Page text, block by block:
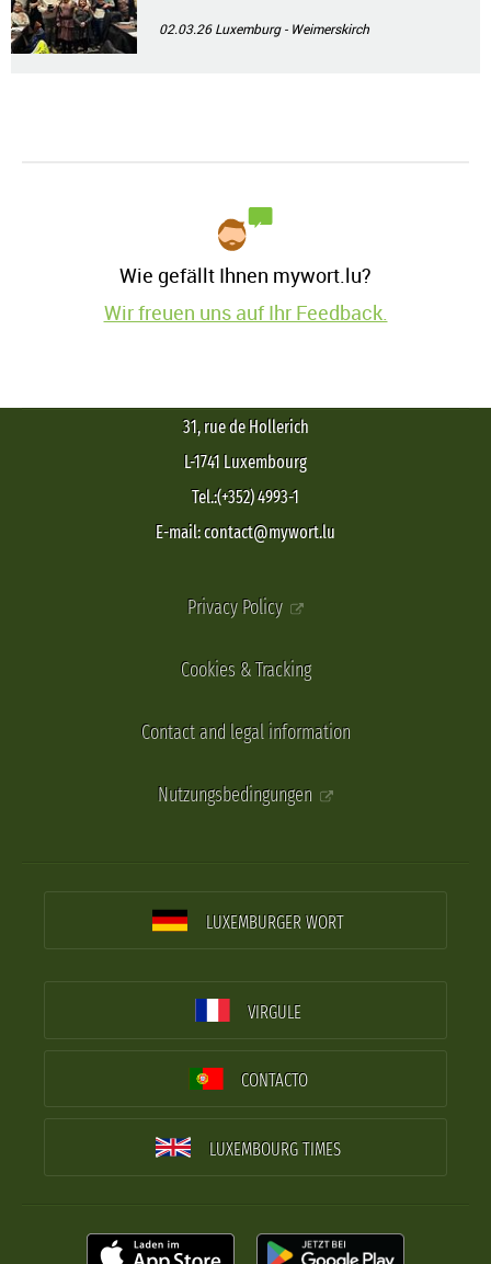
02.03.26Luxemburg - Weimerskirch
Wie gefällt Ihnen mywort.lu?
Wir freuen uns auf Ihr Feedback.
31, rue de Hollerich
L-1741 Luxembourg
Tel.:(+352) 4993-1
E-mail: contact@mywort.lu
Privacy Policy
Cookies & Tracking
Contact and legal information
Nutzungsbedingungen
LUXEMBURGER WORT
VIRGULE
CONTACTO
LUXEMBOURG TIMES